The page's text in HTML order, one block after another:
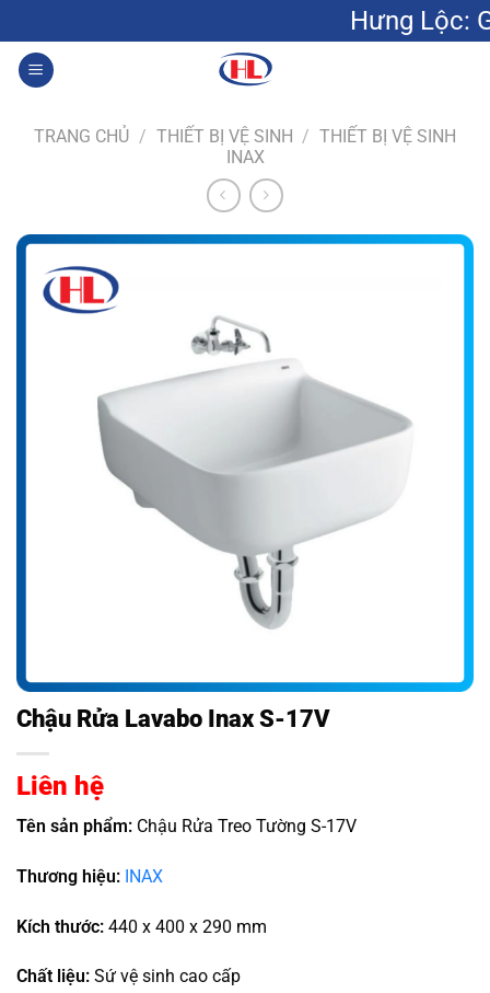
qua
nội
dung
Hưng Lộc: Gạch
TRANG CHỦ / THIẾT BỊ VỆ SINH / THIẾT BỊ VỆ SINH
INAX
Chậu Rửa Lavabo Inax S-17V
Liên hệ
Tên sản phẩm: Chậu Rửa Treo Tường S-17V
Thương hiệu: INAX
Kích thước: 440 x 400 x 290 mm
Chất liệu: Sứ vệ sinh cao cấp